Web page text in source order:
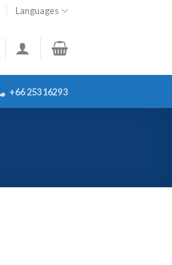
Languages
+66 25316293